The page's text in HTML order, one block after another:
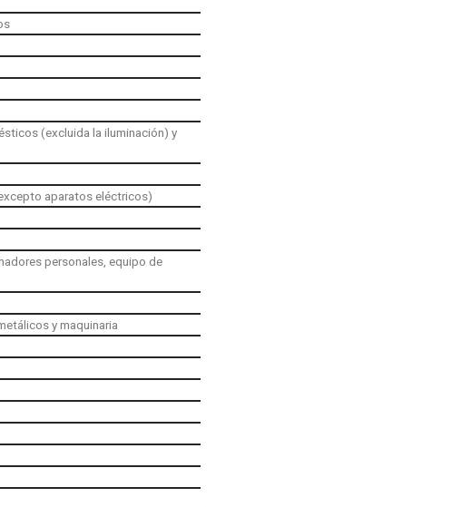
(excluida la iluminación) y
aparatos eléctricos)
personales, equipo de
y maquinaria